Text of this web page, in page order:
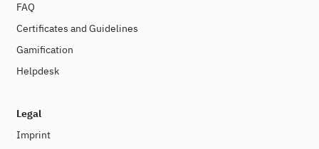
FAQ
Certificates and Guidelines
Gamification
Helpdesk
Legal
Imprint